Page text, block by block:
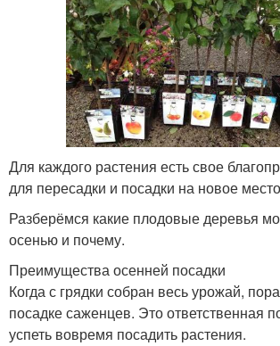
Для каждого растения есть свое
для пересадки и посадки на новое
Разберёмся какие плодовые деревья
осенью и почему.
Преимущества осенней посадки
Когда с грядки собран весь урожай,
посадке саженцев. Это ответственная
успеть вовремя посадить растения.